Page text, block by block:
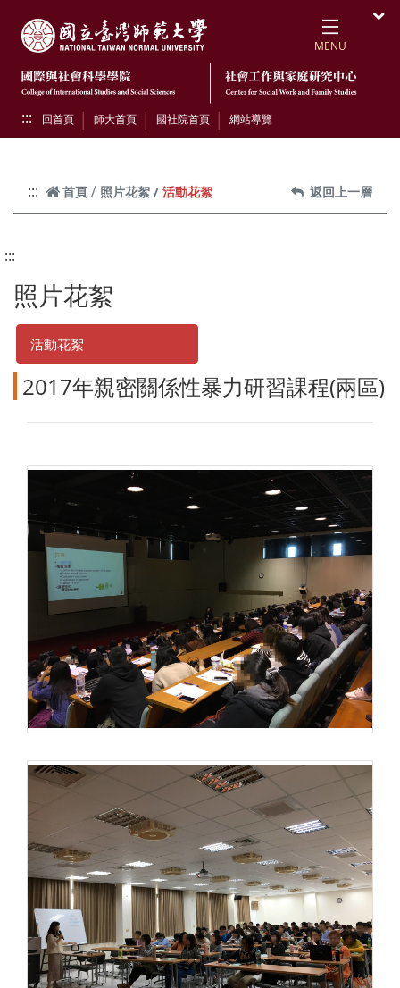
國立臺灣師範大學
MENU
::: 回首頁 師大首頁 國社院首頁 網站導覽
::: 首頁 照片花絮 活動花絮 返回上一層
:::
照片花絮
活動花絮
2017年親密關係性暴力研習課程(兩區)